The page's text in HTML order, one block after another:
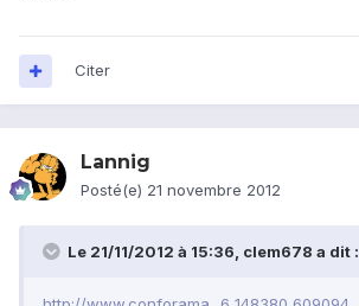
Citer
Lannig
Posté(e) 21 novembre 2012
Le 21/11/2012 à 15:36, clem678 a dit :